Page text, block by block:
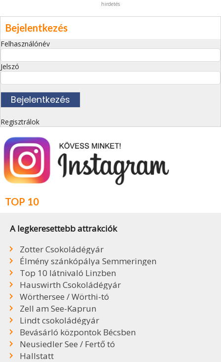
hirdetés
Bejelentkezés
Felhasználónév
Jelszó
Regisztrálok
TOP 10
A legkeresettebb attrakciók
Zotter Csokoládégyár
Élmény szánkópálya Semmeringen
Top 10 látnivaló Linzben
Hauswirth Csokoládégyár
Wörthersee / Wörthi-tó
Zell am See-Kaprun
Lindt csokoládégyár
Bevásárló központok Bécsben
Neusiedler See / Fertő tó
Hallstatt